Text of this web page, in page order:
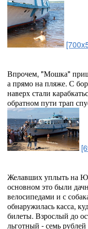
Впрочем, "Мошка"
а прямо на пляже. С
наверх стали
обратном пути трап
Желавших уплыть на
основном это были
велосипедами и с
обнаружилась касса,
билеты. Взрослый до
льготный - семь